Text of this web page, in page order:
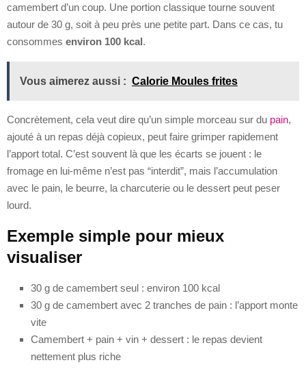
camembert d’un coup. Une portion classique tourne souvent
autour de 30 g, soit à peu près une petite part. Dans ce cas, tu
consommes environ 100 kcal.
Vous aimerez aussi : Calorie Moules frites
Concrètement, cela veut dire qu’un simple morceau sur du pain,
ajouté à un repas déjà copieux, peut faire grimper rapidement
l’apport total. C’est souvent là que les écarts se jouent : le
fromage en lui-même n’est pas “interdit”, mais l’accumulation
avec le pain, le beurre, la charcuterie ou le dessert peut peser
lourd.
Exemple simple pour mieux
visualiser
30 g de camembert seul : environ 100 kcal
30 g de camembert avec 2 tranches de pain : l’apport monte
vite
Camembert + pain + vin + dessert : le repas devient
nettement plus riche